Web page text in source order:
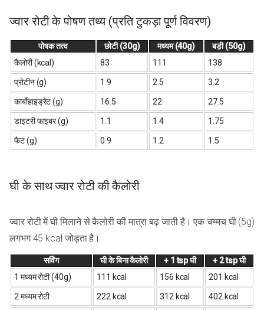
ज्वार रोटी के पोषण तथ्य (प्रति टुकड़ा पूर्ण विवरण)
पोषक तत्व छोटी (30g) मध्यम (40g)
बड़ी (50g)
कैलोरी (kcal)
83 111 138
प्रोटीन (g) 1.9 2.5 3.2
कार्बोहाइड्रेट (g) 16.5 22 27.5
डाइटरी फाइबर (g) 1.1 1.4 1.75
फैट (g) 0.9 1.2 1.5
घी के साथ ज्वार रोटी की कैलोरी
ज्वार रोटी में घी मिलाने से कैलोरी की मात्रा बढ़ जाती है। एक चम्मच घी (5g)
लगभग 45 kcal जोड़ता है।
सर्विंग घी के बिना कैलोरी + 1 tsp घी
+ 2 tsp घी
1 मध्यम रोटी (40g)
111 kcal 156 kcal 201 kcal
2 मध्यम रोटी 222 kcal 312 kcal 402 kcal